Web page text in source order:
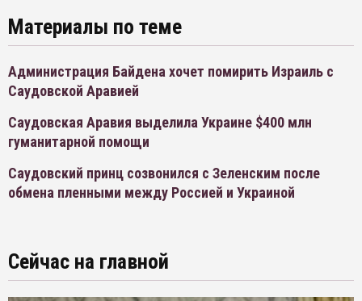
Материалы по теме
Администрация Байдена хочет помирить Израиль с
Саудовской Аравией
Саудовская Аравия выделила Украине $400 млн
гуманитарной помощи
Саудовский принц созвонился с Зеленским после
обмена пленными между Россией и Украиной
Сейчас на главной